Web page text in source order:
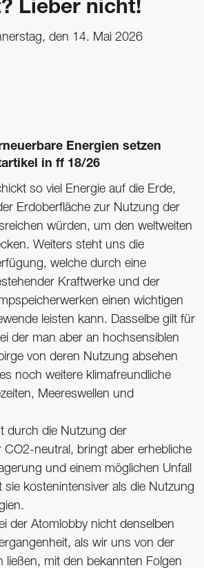
Lieber nicht!
den 14. Mai 2026
Energien setzen
in ff 18/26
so viel Energie auf die Erde,
Erdoberfläche zur Nutzung der
würden, um den weltweiten
Weiters steht uns die
welche durch eine
Kraftwerke und der
einen wichtigen
leisten kann. Dasselbe gilt für
der man aber an hochsensiblen
von deren Nutzung absehen
noch weitere klimafreundliche
Meereswellen und
durch die Nutzung der
CO2-neutral, bringt aber erhebliche
und einem möglichen Unfall
sie kostenintensiver als die Nutzung
der Atomlobby nicht denselben
als wir uns von der
ließen, mit den bekannten Folgen